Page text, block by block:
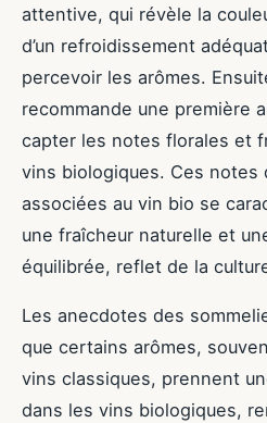
attentive, qui révèle la
d’un refroidissement
percevoir les arômes.
recommande une première
capter les notes florales et
vins biologiques. Ces notes
associées au vin bio se
une fraîcheur naturelle et
équilibrée, reflet de la
Les anecdotes des
que certains arômes,
vins classiques, prennent
dans les vins biologiques,